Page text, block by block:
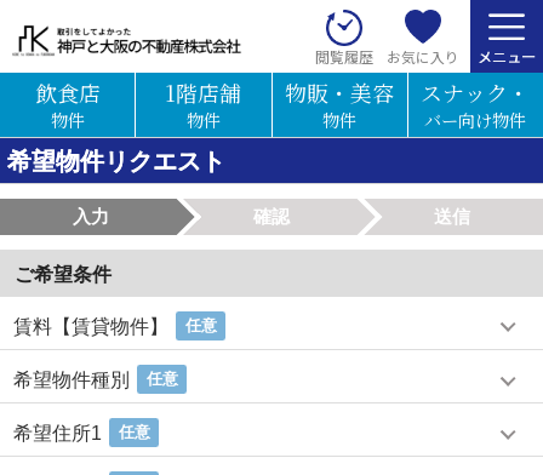
閲覧履歴 お気に入り
飲食店
物件
1階店舗
物件
物販・美容
物件
スナック・
バー向け物件
希望物件リクエスト
入力 確認 送信
ご希望条件
賃料【賃貸物件】 任意
希望物件種別 任意
希望住所1 任意